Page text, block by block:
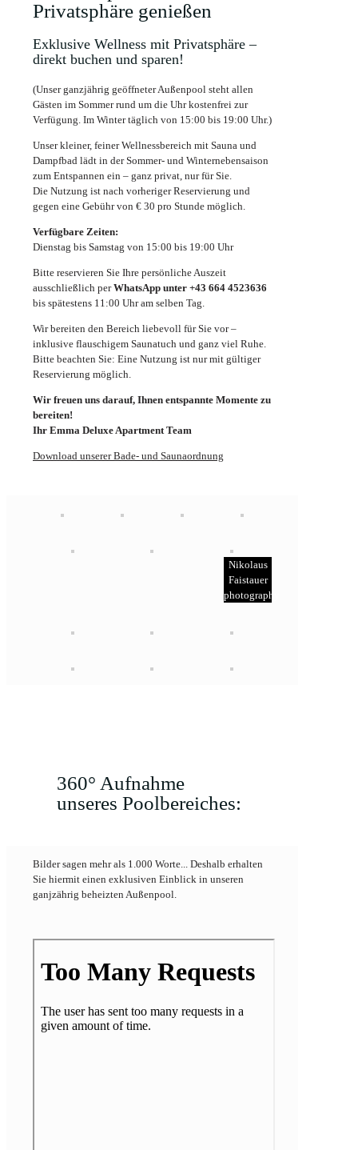
Privatsphäre genießen
Exklusive Wellness mit Privatsphäre –
direkt buchen und sparen!
(Unser ganzjährig geöffneter Außenpool steht allen
Gästen im Sommer rund um die Uhr kostenfrei zur
Verfügung. Im Winter täglich von 15:00 bis 19:00 Uhr.)
Unser kleiner, feiner Wellnessbereich mit Sauna und
Dampfbad lädt in der Sommer- und Winternebensaison
zum Entspannen ein – ganz privat, nur für Sie.
Die Nutzung ist nach vorheriger Reservierung und
gegen eine Gebühr von € 30 pro Stunde möglich.
Verfügbare Zeiten:
Dienstag bis Samstag von 15:00 bis 19:00 Uhr
Bitte reservieren Sie Ihre persönliche Auszeit
ausschließlich perWhatsApp unter +43 664 4523636
bis spätestens 11:00 Uhr am selben Tag.
Wir bereiten den Bereich liebevoll für Sie vor –
inklusive flauschigem Saunatuch und ganz viel Ruhe.
Bitte beachten Sie: Eine Nutzung ist nur mit gültiger
Reservierung möglich.
Wir freuen uns darauf, Ihnen entspannte Momente zu
bereiten!
Ihr Emma Deluxe Apartment Team
Download unserer Bade- und Saunaordnung
Nikolaus
Faistauer
photography
360° Aufnahme
unseres Poolbereiches:
Bilder sagen mehr als 1.000 Worte... Deshalb erhalten
Sie hiermit einen exklusiven Einblick in unseren
ganjzährig beheizten Außenpool.